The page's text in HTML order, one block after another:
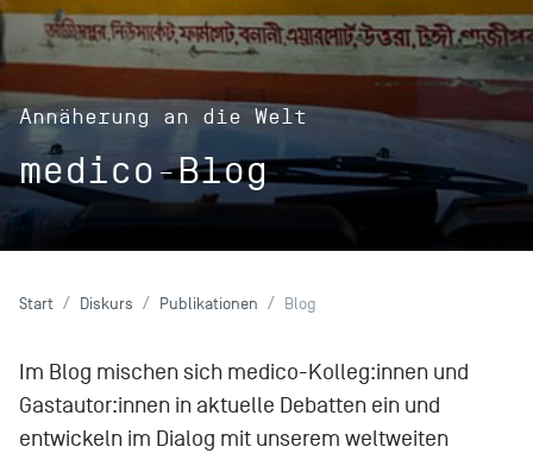
Annäherung an die Welt
medico-Blog
Start Diskurs Publikationen Blog
Im Blog mischen sich medico-Kolleg:innen und
Gastautor:innen in aktuelle Debatten ein und
entwickeln im Dialog mit unserem weltweiten